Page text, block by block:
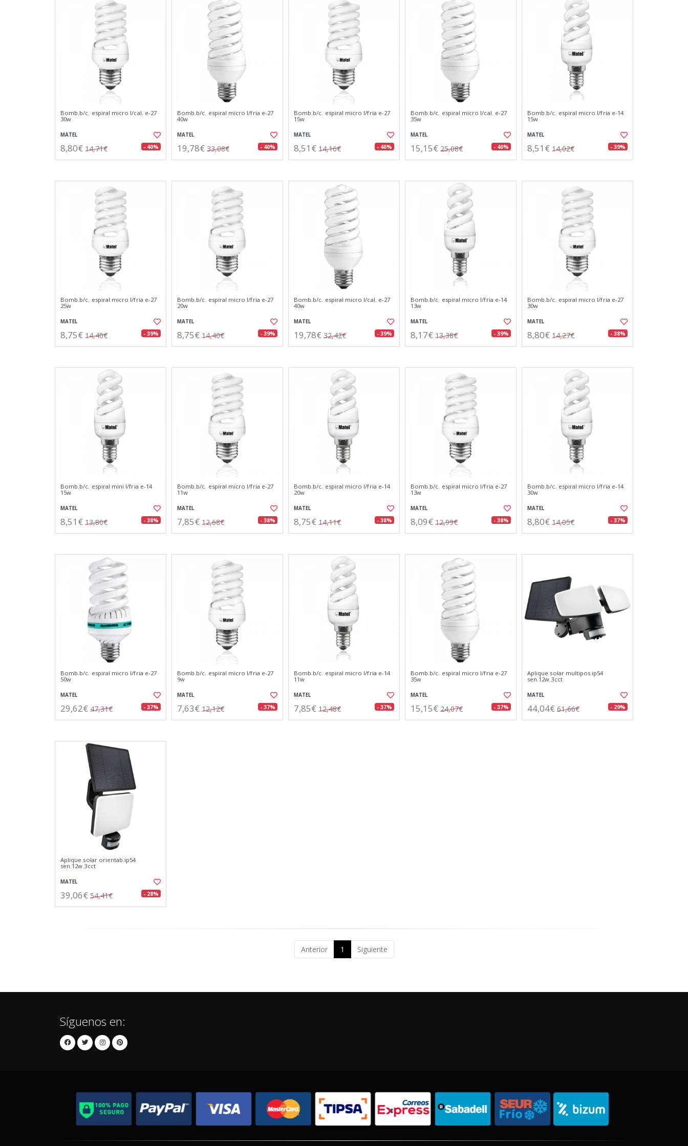
Bomb.b/c. espiral micro l/cal. e-27
30w
MATEL
8,80€ 14,71€ - 40%
Bomb.b/c. espiral micro l/fria e-27
40w
MATEL
19,78€ 33,08€ - 40%
Bomb.b/c. espiral micro l/fria e-27
15w
MATEL
8,51€ 14,16€ - 40%
Bomb.b/c. espiral micro l/cal. e-27
35w
MATEL
15,15€ 25,08€ - 40%
Bomb.b/c. espiral micro l/fria e-14
15w
MATEL
8,51€ 14,02€ - 39%
Bomb.b/c. espiral micro l/fria e-27
25w
MATEL
8,75€ 14,40€ - 39%
Bomb.b/c. espiral micro l/fria e-27
20w
MATEL
8,75€ 14,40€ - 39%
Bomb.b/c. espiral micro l/cal. e-27
40w
MATEL
19,78€ 32,42€ - 39%
Bomb.b/c. espiral micro l/fria e-14
13w
MATEL
8,17€ 13,38€ - 39%
Bomb.b/c. espiral micro l/fria e-27
30w
MATEL
8,80€ 14,27€ - 38%
Bomb.b/c. espiral mini l/fria e-14
15w
MATEL
8,51€ 13,80€ - 38%
Bomb.b/c. espiral micro l/fria e-27
11w
MATEL
7,85€ 12,68€ - 38%
Bomb.b/c. espiral micro l/fria e-14
20w
MATEL
8,75€ 14,11€ - 38%
Bomb.b/c. espiral micro l/fria e-27
13w
MATEL
8,09€ 12,99€ - 38%
Bomb.b/c. espiral micro l/fria e-14
30w
MATEL
8,80€ 14,05€ - 37%
Bomb.b/c. espiral micro l/fria e-27
50w
MATEL
29,62€ 47,31€ - 37%
Bomb.b/c. espiral micro l/fria e-27
9w
MATEL
7,63€ 12,12€ - 37%
Bomb.b/c. espiral micro l/fria e-14
11w
MATEL
7,85€ 12,48€ - 37%
Bomb.b/c. espiral micro l/fria e-27
35w
MATEL
15,15€ 24,07€ - 37%
Aplique solar multipos.ip54
sen.12w.3cct
MATEL
44,04€ 61,66€ - 29%
Aplique solar orientab.ip54
sen.12w.3cct
MATEL
39,06€ 54,41€ - 28%
Anterior 1 Siguiente
Síguenos en: